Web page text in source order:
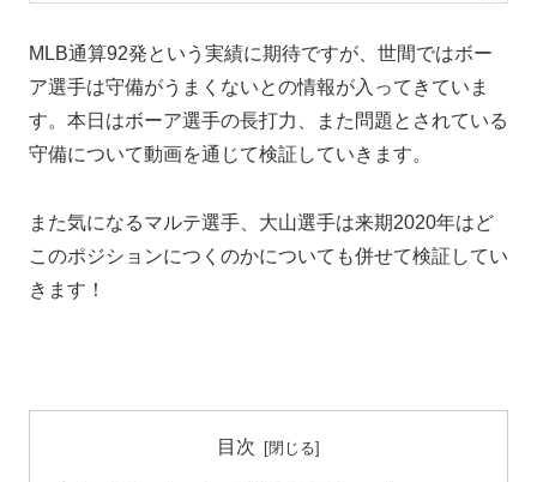
MLB通算92発という実績に期待ですが、世間ではボー
ア選手は守備がうまくないとの情報が入ってきていま
す。本日はボーア選手の長打力、また問題とされている
守備について動画を通じて検証していきます。
また気になるマルテ選手、大山選手は来期2020年はど
このポジションにつくのかについても併せて検証してい
きます！
目次